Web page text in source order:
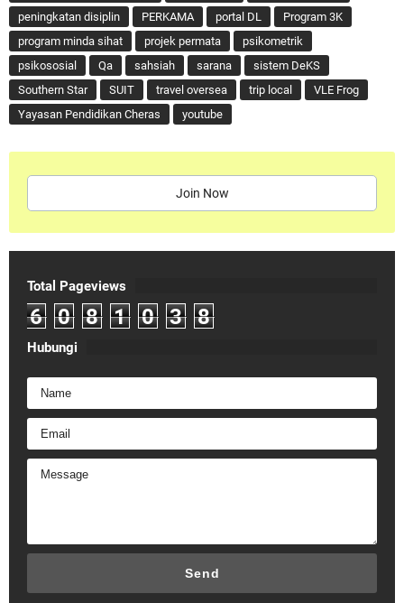
peningkatan disiplin
PERKAMA portal DL
Program 3K
program minda sihat
projek permata
psikometrik
psikososial
Qa sahsiah sarana
sistem DeKS
Southern Star
SUIT travel oversea trip local
VLE Frog
Yayasan Pendidikan Cheras
youtube
Join Now
Total Pageviews
6 0 8 1 0 3 8
Hubungi